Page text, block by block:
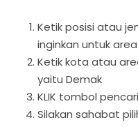
Ketik posisi atau
inginkan untuk
Ketik kota atau
yaitu Demak
KLIK tombol
Silakan sahabat